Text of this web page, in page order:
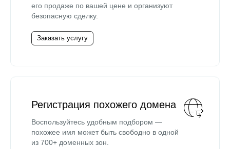
его продаже по вашей цене и организуют
безопасную сделку.
Заказать услугу
Регистрация похожего домена
Воспользуйтесь удобным подбором —
похожее имя может быть свободно в одной
из 700+ доменных зон.